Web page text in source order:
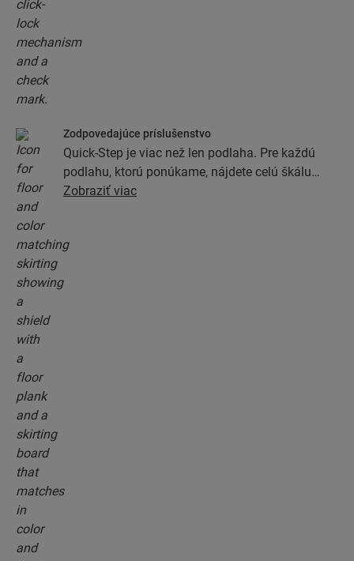
Zodpovedajúce príslušenstvo
Quick-Step je viac než len podlaha. Pre každú
podlahu, ktorú ponúkame, nájdete celú škálu
príslušenstva vrátane podkladových vrstiev,
Zobraziť viac